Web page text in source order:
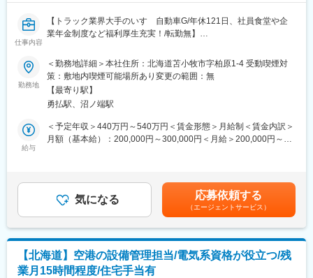
・し尿の収集運搬
・浄化槽及び下水道関連設備の清掃・維持管理
■組織構成
・現在2名体制（50代、経験10年以上）で運営、うち1名退職予定
につき増員
■業務の魅力
・年間休日121日、残業は月平均10時間程度
・家族手当や勤続手当、退職金共済など福利厚生も充実
・資格や経験を活かして社会インフラを守る、地域貢献度の高い
■教育体制
・業務に必要な大型・中型免許等は会社負担で取得可能
・OJT中心で実務を通じたスキル習得
・試用期間中も条件変更なし
仕事内容
【トラック業界大手のいすゞ自動車G/年休121日、社員食堂や企
業年金制度など福利厚生充実！/転勤無】
ます。
■業務詳細：
(1)自動車部品の生産工場での、生産設備全般に関する、機械保
全、及び電気保全業務をご担当頂きます。
(2)定期点検内容の改善を含めて、事後保全が減り、未然防止に有
効な、予防保全を高める仕組み作り期待しております。
今までのご経験に合わせて、１つずつ業務を学んで頂きます。先
輩社員からのOJTで業務を覚えて頂きます。
すゞ・マニュファクチャリング・マネージメント）による厳密な
品質管理のもと、お客様に信頼される製品づくりに励んでおりま
す。2010年からは、技術と製品で「運ぶ」を支える「ものづくり
勤務地
＜勤務地詳細＞本社住所：北海道苫小牧市字柏原1-4 受動喫煙対
策：敷地内喫煙可能場所あり変更の範囲：無
【最寄り駅】
勇払駅、沼ノ端駅
給与
＜予定年収＞440万円～540万円＜賃金形態＞月給制＜賃金内訳＞
月額（基本給）：200,000円～300,000円＜月給＞200,000円～
年/主事クラス/扶養有）700万円(38歳/経験14年/課長クラス)。賃
金はあくまでも目安の金額であり、選考を通じて上下する可能性
があります。月給(月額)は固定手当を含めた表記です。
気になる 応募依頼する
（エージェントサービス）
【北海道】空港の設備管理担当/電気系資格が役立つ/残
業月15時間程度/住宅手当有